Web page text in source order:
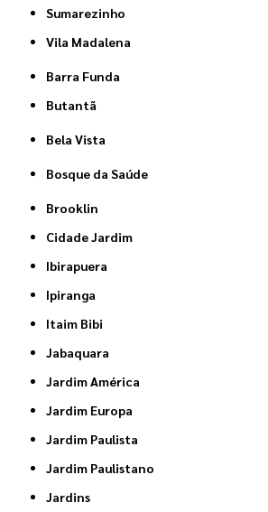
Sumarezinho
Vila Madalena
Barra Funda
Butantã
Bela Vista
Bosque da Saúde
Brooklin
Cidade Jardim
Ibirapuera
Ipiranga
Itaim Bibi
Jabaquara
Jardim América
Jardim Europa
Jardim Paulista
Jardim Paulistano
Jardins